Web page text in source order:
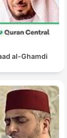
TWITCH:
al-Ghamdi